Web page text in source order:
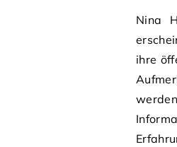
Nina
ihre